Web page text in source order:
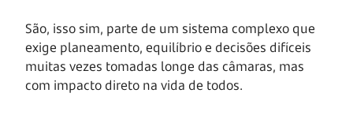
São, isso sim, parte de um sistema complexo que
exige planeamento, equilíbrio e decisões difíceis
muitas vezes tomadas longe das câmaras, mas
com impacto direto na vida de todos.